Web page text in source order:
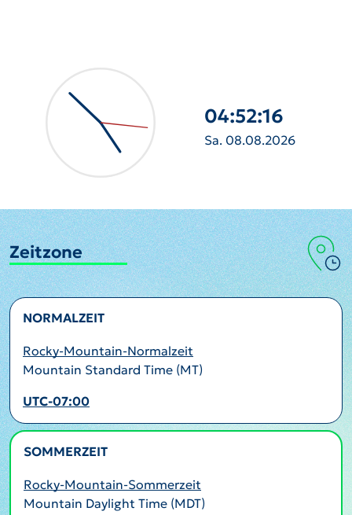
04:52:17
Sa. 08.08.2026
Zeitzone
NORMALZEIT
Rocky-Mountain-Normalzeit
Mountain Standard Time (MT)
UTC-07:00
SOMMERZEIT
Rocky-Mountain-Sommerzeit
Mountain Daylight Time (MDT)